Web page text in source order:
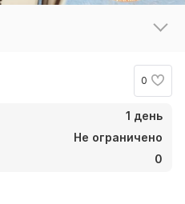
0
1 день
Не ограничено
0